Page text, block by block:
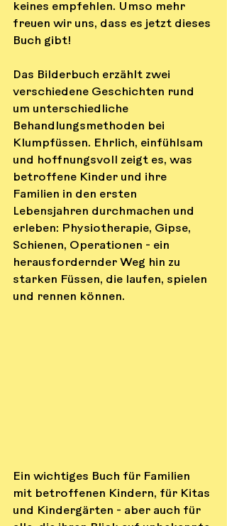
keines empfehlen. Umso mehr
freuen wir uns, dass es jetzt dieses
Buch gibt!
Das Bilderbuch erzählt zwei
verschiedene Geschichten rund
um unterschiedliche
Behandlungsmethoden bei
Klumpfüssen. Ehrlich, einfühlsam
und hoffnungsvoll zeigt es, was
betroffene Kinder und ihre
Familien in den ersten
Lebensjahren durchmachen und
erleben: Physiotherapie, Gipse,
Schienen, Operationen - ein
herausfordernder Weg hin zu
starken Füssen, die laufen, spielen
und rennen können.
Ein wichtiges Buch für Familien
mit betroffenen Kindern, für Kitas
und Kindergärten - aber auch für